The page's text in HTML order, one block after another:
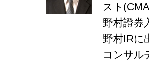
スト(CMA
野村證券
野村IRに
コンサル